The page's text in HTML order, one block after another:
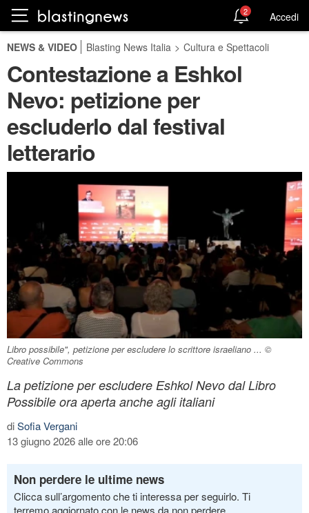
2 Accedi
NEWS & VIDEO Blasting News Italia > Cultura e Spettacoli
Contestazione a Eshkol
Nevo: petizione per
escluderlo dal festival
letterario
Libro possibile", petizione per escludere lo scrittore israeliano ... ©
Creative Commons
La petizione per escludere Eshkol Nevo dal Libro
Possibile ora aperta anche agli italiani
diSofia Vergani
13 giugno 2026 alle ore 20:06
Non perdere le ultime news
Clicca sull’argomento che ti interessa per seguirlo. Ti
terremo aggiornato con le news da non perdere.